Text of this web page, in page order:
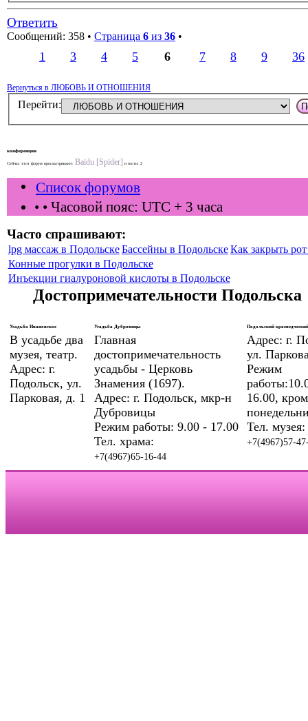
Ответить
Сообщений: 358 • Страница 6 из 36 •
1 3 4 5 6 7 8 9 36
Вернуться в ЛЮБОВЬ И ОТНОШЕНИЯ
Перейти:
конференции
Сейчас этот форум просматривают: Baidu [Spider] и гости: 2
Список форумов
• • Часовой пояс: UTC + 3 часа
Часто спрашивают:
lpg массаж в Подольске Бассейны в ПодольскеКак закрыть
Конные прогулки в Подольске
Инъекции гиалуроновой кислоты в Подольске
Достопримечательности Подольска
Усадьба Ивановское
В усадьбе два
музея, театр.
Адрес: г.
Подольск, ул.
Парковая, д. 1
Усадьба Дубровицы
Главная
достопримечательность
усадьбы - Церковь
Знамения (1697).
Адрес: г. Подольск, мкр-н
Дубровицы
Режим работы: 9.00 - 17.00
Тел. храма:
+7(4967)65-16-44
Подольский
Адрес: г.
ул.
Режим
16.00,
Тел. музея:
+7(4967)57-